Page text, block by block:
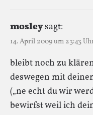
mosleysagt:
14. April 2009 um 23:43
bleibt noch zu
deswegen mit
(„ne echt du wir
bewirfst weil ich